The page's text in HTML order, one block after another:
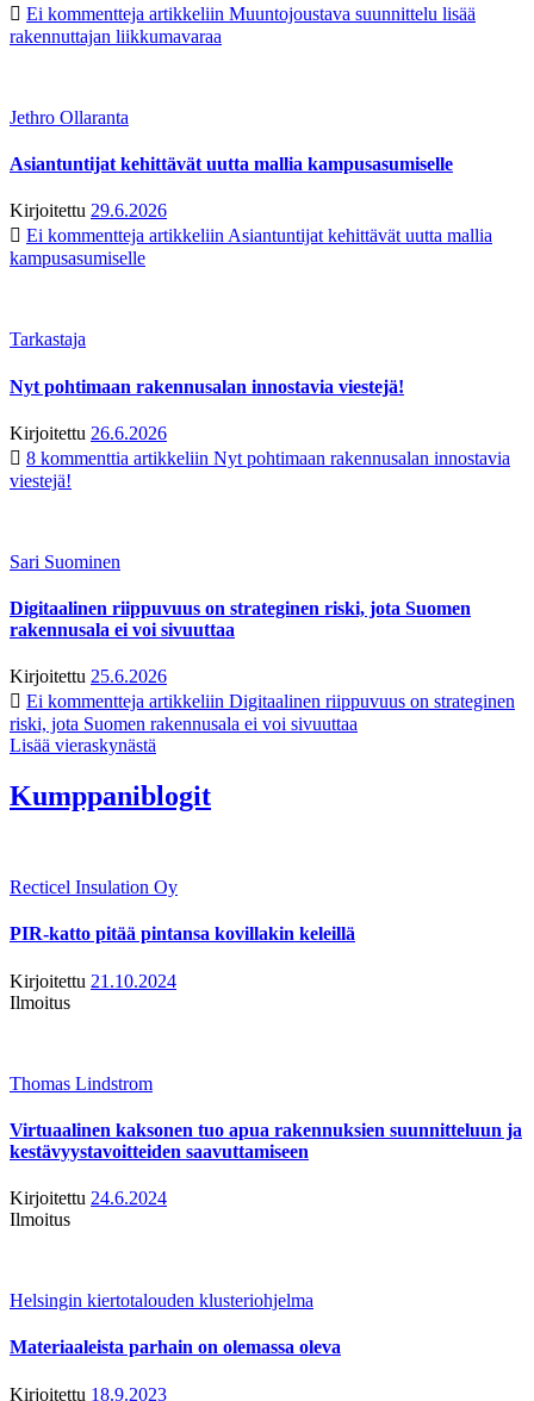
Ei kommentteja artikkeliin Muuntojoustava suunnittelu lisää
rakennuttajan liikkumavaraa
Jethro Ollaranta
Asiantuntijat kehittävät uutta mallia kampusasumiselle
Kirjoitettu 29.6.2026
Ei kommentteja artikkeliin Asiantuntijat kehittävät uutta mallia
kampusasumiselle
Tarkastaja
Nyt pohtimaan rakennusalan innostavia viestejä!
Kirjoitettu 26.6.2026
8 kommenttia artikkeliin Nyt pohtimaan rakennusalan innostavia
viestejä!
Sari Suominen
Digitaalinen riippuvuus on strateginen riski, jota Suomen
rakennusala ei voi sivuuttaa
Kirjoitettu 25.6.2026
Ei kommentteja artikkeliin Digitaalinen riippuvuus on strateginen
riski, jota Suomen rakennusala ei voi sivuuttaa
Lisää vieraskynästä
Kumppaniblogit
Recticel Insulation Oy
PIR-katto pitää pintansa kovillakin keleillä
Kirjoitettu 21.10.2024
Ilmoitus
Thomas Lindstrom
Virtuaalinen kaksonen tuo apua rakennuksien suunnitteluun ja
kestävyystavoitteiden saavuttamiseen
Kirjoitettu 24.6.2024
Ilmoitus
Helsingin kiertotalouden klusteriohjelma
Materiaaleista parhain on olemassa oleva
Kirjoitettu 18.9.2023